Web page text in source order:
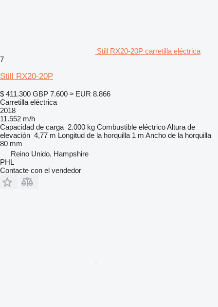
Still RX20-20P carretilla eléctrica
7
Still RX20-20P
$ 411.300 GBP 7.600 ≈ EUR 8.866
Carretilla eléctrica
2018
11.552 m/h
Capacidad de carga 2.000 kg Combustible eléctricoAltura de
elevación 4,77 m Longitud de la horquilla 1 m Ancho de la horquilla
80 mm
Reino Unido, Hampshire
PHL
Contacte con el vendedor